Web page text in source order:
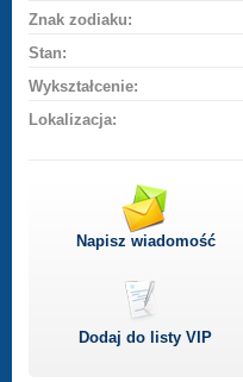
Znak zodiaku:
Stan:
Wykształcenie:
Lokalizacja:
Napisz wiadomość
Dodaj do listyVIP